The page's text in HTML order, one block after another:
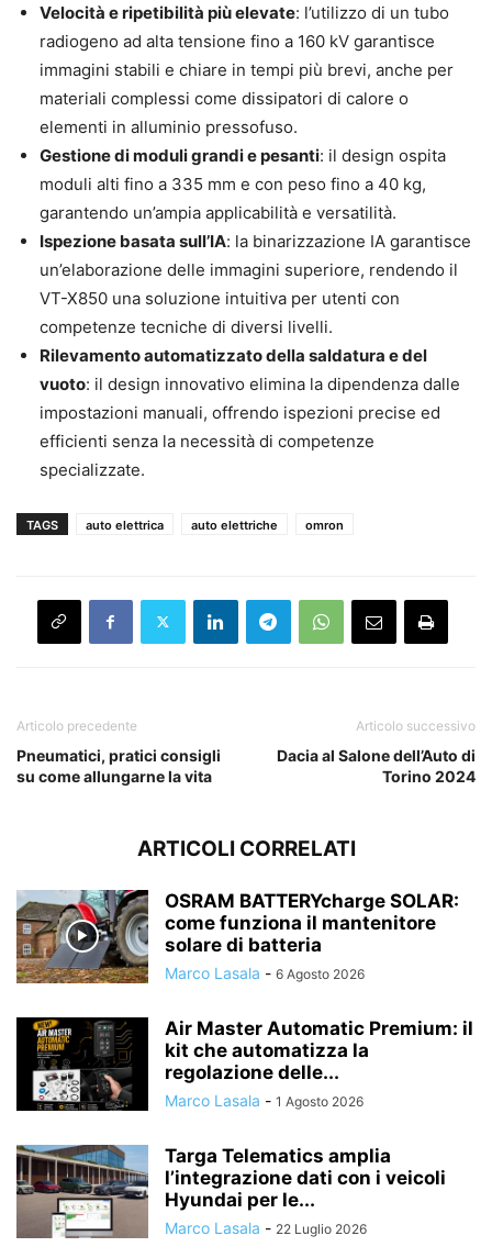
Velocità e ripetibilità più elevate: l’utilizzo di un tubo
radiogeno ad alta tensione fino a 160 kV garantisce
immagini stabili e chiare in tempi più brevi, anche per
materiali complessi come dissipatori di calore o
elementi in alluminio pressofuso.
Gestione di moduli grandi e pesanti: il design ospita
moduli alti fino a 335 mm e con peso fino a 40 kg,
garantendo un’ampia applicabilità e versatilità.
Ispezione basata sull’IA: la binarizzazione IA garantisce
un’elaborazione delle immagini superiore, rendendo il
VT-X850 una soluzione intuitiva per utenti con
competenze tecniche di diversi livelli.
Rilevamento automatizzato della saldatura e del
vuoto: il design innovativo elimina la dipendenza dalle
impostazioni manuali, offrendo ispezioni precise ed
efficienti senza la necessità di competenze
specializzate.
TAGS auto elettrica auto elettriche omron
Articolo precedente
Pneumatici, pratici consigli
su come allungarne la vita
Articolo successivo
Dacia al Salone dell’Auto di
Torino 2024
ARTICOLI CORRELATI
OSRAM BATTERYcharge SOLAR:
come funziona il mantenitore
solare di batteria
Marco Lasala - 6 Agosto 2026
Air Master Automatic Premium: il
kit che automatizza la
regolazione delle...
Marco Lasala - 1 Agosto 2026
Targa Telematics amplia
l’integrazione dati con i veicoli
Hyundai per le...
Marco Lasala - 22 Luglio 2026